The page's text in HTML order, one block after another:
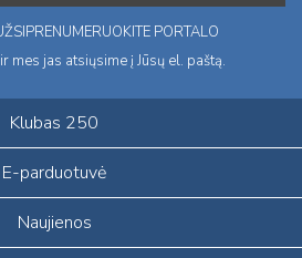
PORTALO
mes jas atsiųsime į Jūsų el. paštą.
Klubas 250
E-parduotuvė
Naujienos